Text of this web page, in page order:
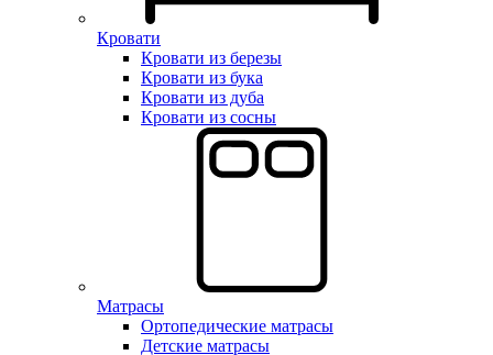
Кровати
Кровати из березы
Кровати из бука
Кровати из дуба
Кровати из сосны
Матрасы
Ортопедические матрасы
Детские матрасы